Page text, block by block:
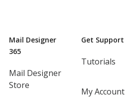
Mail Designer
365
Mail Designer
Store
Get Support
Tutorials
My Account